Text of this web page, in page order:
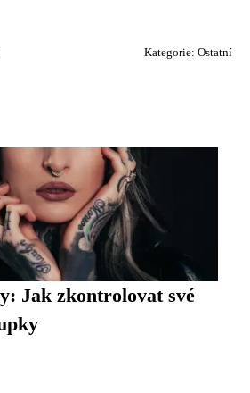
Kategorie: Ostatní
Jak zkontrolovat své